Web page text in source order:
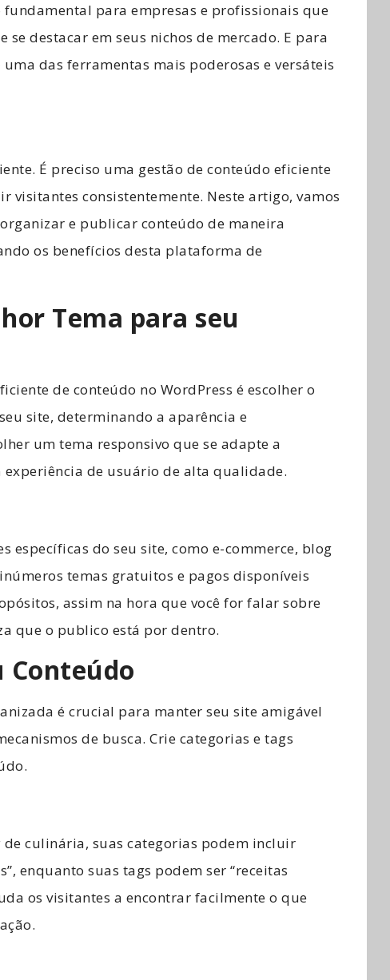
fundamental para empresas e profissionais que
destacar em seus nichos de mercado. E para
das ferramentas mais poderosas e versáteis
É preciso uma gestão de conteúdo eficiente
visitantes consistentemente. Neste artigo, vamos
e publicar conteúdo de maneira
os benefícios desta plataforma de
Tema para seu
de conteúdo no WordPress é escolher o
site, determinando a aparência e
um tema responsivo que se adapte a
de usuário de alta qualidade.
específicas do seu site, como e-commerce, blog
temas gratuitos e pagos disponíveis
assim na hora que você for falar sobre
que o publico está por dentro.
Conteúdo
é crucial para manter seu site amigável
de busca. Crie categorias e tags
de culinária, suas categorias podem incluir
enquanto suas tags podem ser “receitas
os visitantes a encontrar facilmente o que